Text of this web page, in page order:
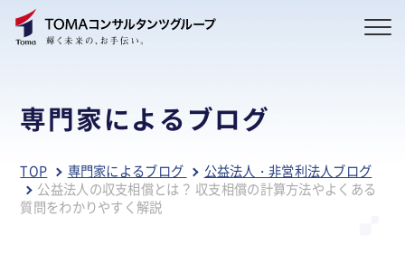
専門家によるブログ
TOP 専門家によるブログ
公益法人・非営利法人ブログ
公益法人の収支相償とは？ 収支相償の計算方法やよくある
質問をわかりやすく解説